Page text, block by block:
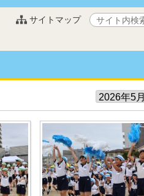
サイトマップ